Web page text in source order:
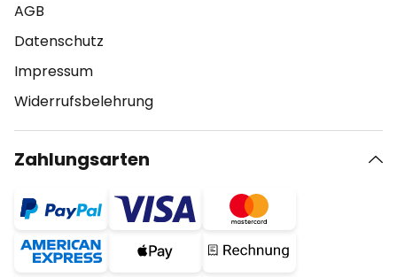
AGB
Datenschutz
Impressum
Widerrufsbelehrung
Zahlungsarten